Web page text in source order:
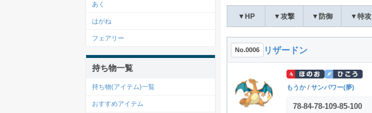
▼HP ▼攻撃 ▼防御 ▼特攻
No.0006 リザードン
もうか/ サンパワー(夢)
78-84-78-109-85-100
あく
はがね
フェアリー
持ち物一覧
持ち物(アイテム)一覧
おすすめアイテム